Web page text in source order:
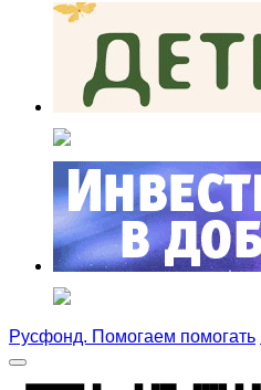
Русфонд. Помогаем помогать